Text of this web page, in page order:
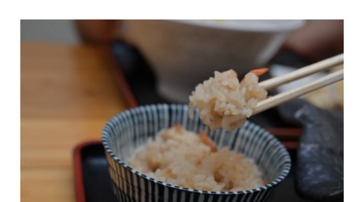
広告掲載について ランチ特集！